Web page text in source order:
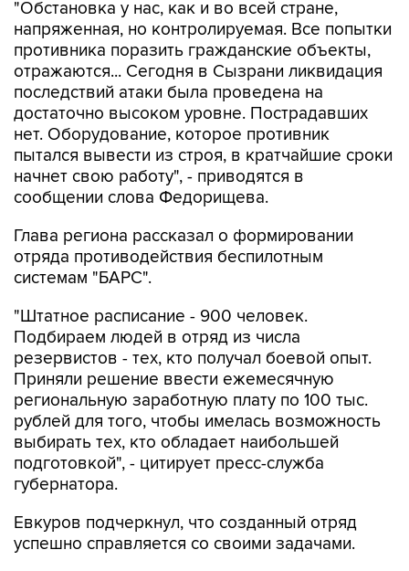
"Обстановка у нас, как и во всей стране,
напряженная, но контролируемая. Все попытки
противника поразить гражданские объекты,
отражаются... Сегодня в Сызрани ликвидация
последствий атаки была проведена на
достаточно высоком уровне. Пострадавших
нет. Оборудование, которое противник
пытался вывести из строя, в кратчайшие сроки
начнет свою работу", - приводятся в
сообщении слова Федорищева.
Глава региона рассказал о формировании
отряда противодействия беспилотным
системам "БАРС".
"Штатное расписание - 900 человек.
Подбираем людей в отряд из числа
резервистов - тех, кто получал боевой опыт.
Приняли решение ввести ежемесячную
региональную заработную плату по 100 тыс.
рублей для того, чтобы имелась возможность
выбирать тех, кто обладает наибольшей
подготовкой", - цитирует пресс-служба
губернатора.
Евкуров подчеркнул, что созданный отряд
успешно справляется со своими задачами.